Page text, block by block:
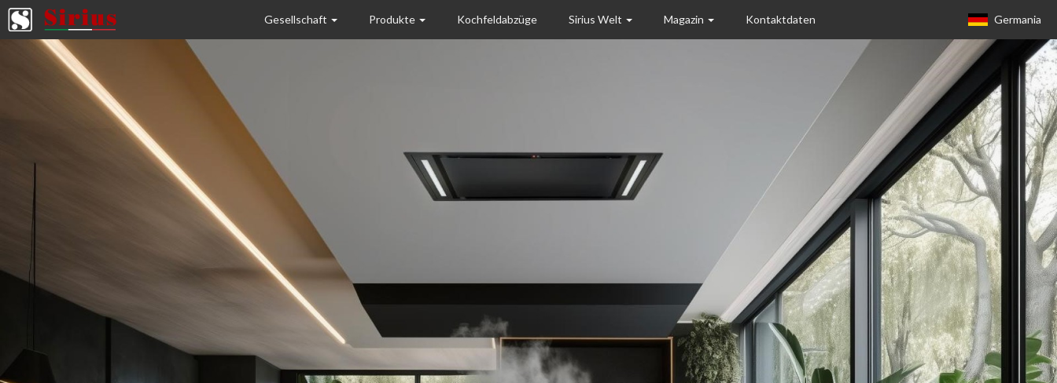
Gesellschaft Produkte Kochfeldabzüge Sirius Welt Magazin Kontaktdaten Germania
Europa (eng)
Italia
USA
Canada
United Kingdom
Spagna
Germany
Hungary
Argentina
Australia